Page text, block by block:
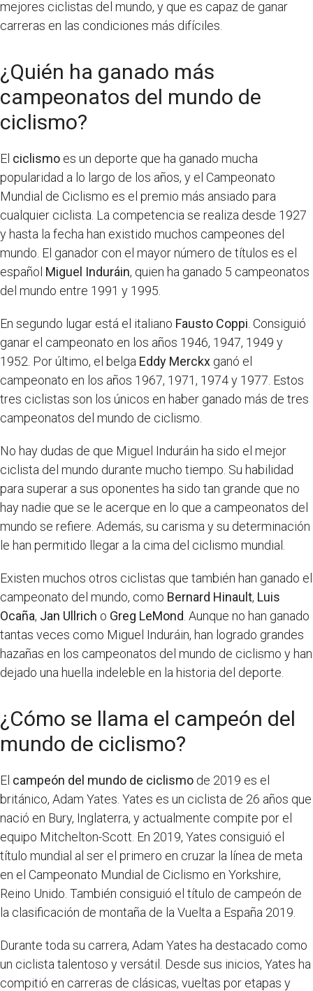
mejores ciclistas del mundo, y que es capaz de ganar
carreras en las condiciones más difíciles.
¿Quién ha ganado más
campeonatos del mundo de
ciclismo?
El ciclismo es un deporte que ha ganado mucha
popularidad a lo largo de los años, y el Campeonato
Mundial de Ciclismo es el premio más ansiado para
cualquier ciclista. La competencia se realiza desde 1927
y hasta la fecha han existido muchos campeones del
mundo. El ganador con el mayor número de títulos es el
español Miguel Induráin, quien ha ganado 5 campeonatos
del mundo entre 1991 y 1995.
En segundo lugar está el italiano Fausto Coppi . Consiguió
ganar el campeonato en los años 1946, 1947, 1949 y
1952. Por último, el belga Eddy Merckx ganó el
campeonato en los años 1967, 1971, 1974 y 1977. Estos
tres ciclistas son los únicos en haber ganado más de tres
campeonatos del mundo de ciclismo.
No hay dudas de que Miguel Induráin ha sido el mejor
ciclista del mundo durante mucho tiempo. Su habilidad
para superar a sus oponentes ha sido tan grande que no
hay nadie que se le acerque en lo que a campeonatos del
mundo se refiere. Además, su carisma y su determinación
le han permitido llegar a la cima del ciclismo mundial.
Existen muchos otros ciclistas que también han ganado el
campeonato del mundo, como Bernard Hinault, Luis
Ocaña, Jan Ullrich o Greg LeMond . Aunque no han ganado
tantas veces como Miguel Induráin, han logrado grandes
hazañas en los campeonatos del mundo de ciclismo y han
dejado una huella indeleble en la historia del deporte.
¿Cómo se llama el campeón del
mundo de ciclismo?
El campeón del mundo de ciclismo de 2019 es el
británico, Adam Yates. Yates es un ciclista de 26 años que
nació en Bury, Inglaterra, y actualmente compite por el
equipo Mitchelton-Scott. En 2019, Yates consiguió el
título mundial al ser el primero en cruzar la línea de meta
en el Campeonato Mundial de Ciclismo en Yorkshire,
Reino Unido. También consiguió el título de campeón de
la clasificación de montaña de la Vuelta a España 2019.
Durante toda su carrera, Adam Yates ha destacado como
un ciclista talentoso y versátil. Desde sus inicios, Yates ha
compitió en carreras de clásicas, vueltas por etapas y